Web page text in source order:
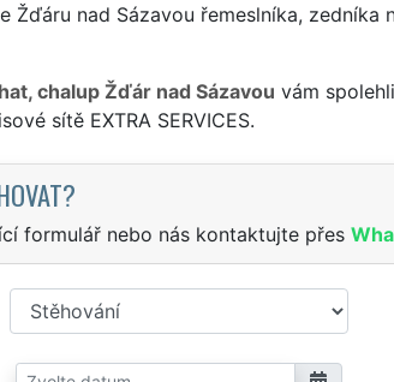
Žďáru nad Sázavou řemeslníka, zedníka
chalup Žďár nad Sázavou vám
sítě EXTRA SERVICES.
formulář nebo nás kontaktujte přes